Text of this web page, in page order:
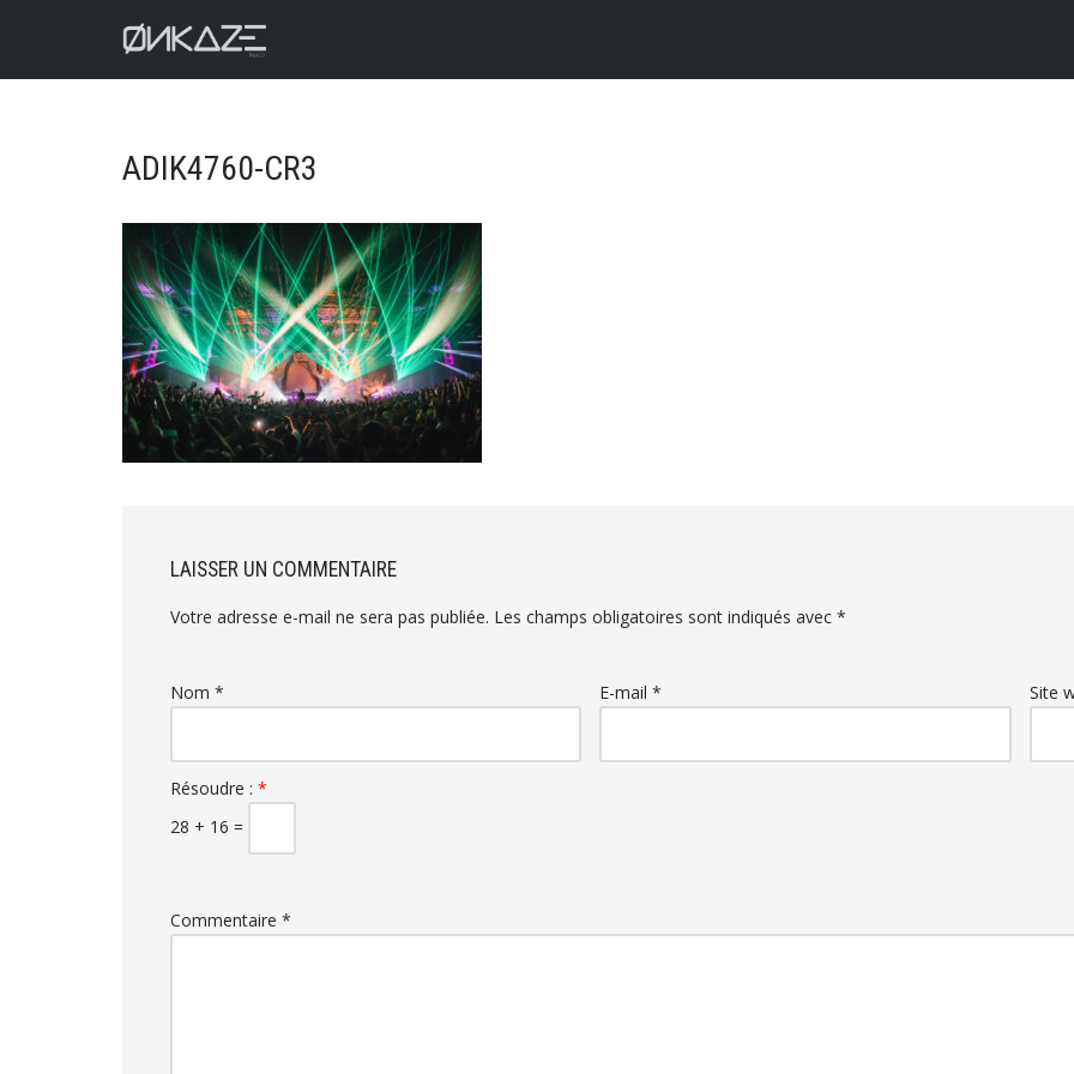
ADIK4760-CR3
LAISSER UN COMMENTAIRE
Votre adresse e-mail ne sera pas publiée. Les champs obligatoires sont indiqués avec *
Nom * E-mail* Site
Résoudre : *
28 + 16 =
Commentaire *